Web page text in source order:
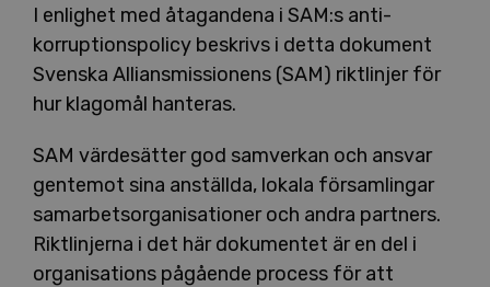
I enlighet med åtagandena i SAM:s anti-
korruptionspolicy beskrivs i detta dokument
Svenska Alliansmissionens (SAM) riktlinjer för
hur klagomål hanteras.
SAM värdesätter god samverkan och ansvar
gentemot sina anställda, lokala församlingar
samarbetsorganisationer och andra partners.
Riktlinjerna i det här dokumentet är en del i
organisations pågående process för att